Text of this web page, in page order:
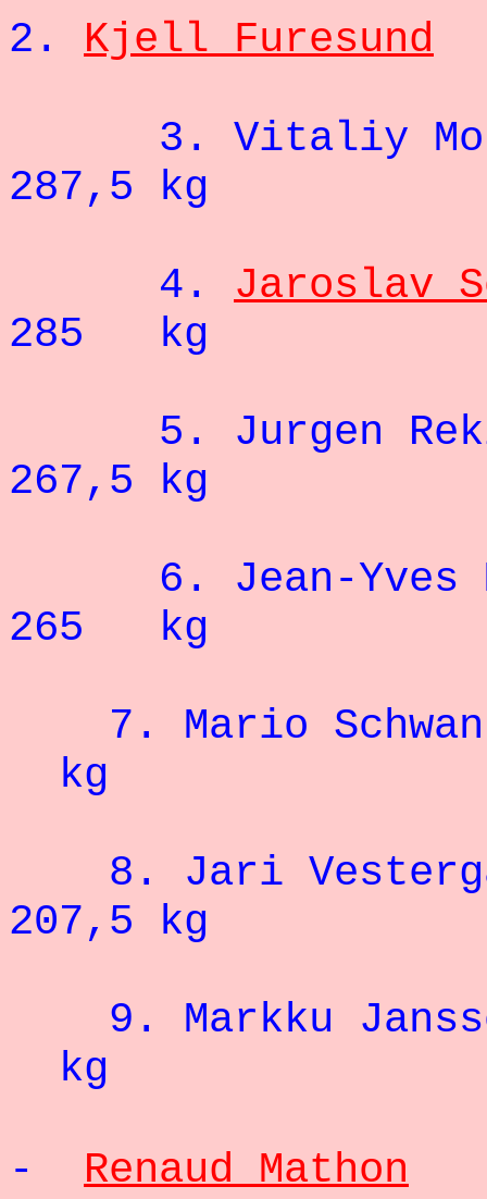
2. Kjell Furesund
3. Vitaliy
287,5 kg
4. Jaroslav
285 kg
5.
267,5 kg
6. Jean-
265 kg
7. Mario
kg
8. Jari
207,5 kg
9. Markku
kg
- Renaud Mathon